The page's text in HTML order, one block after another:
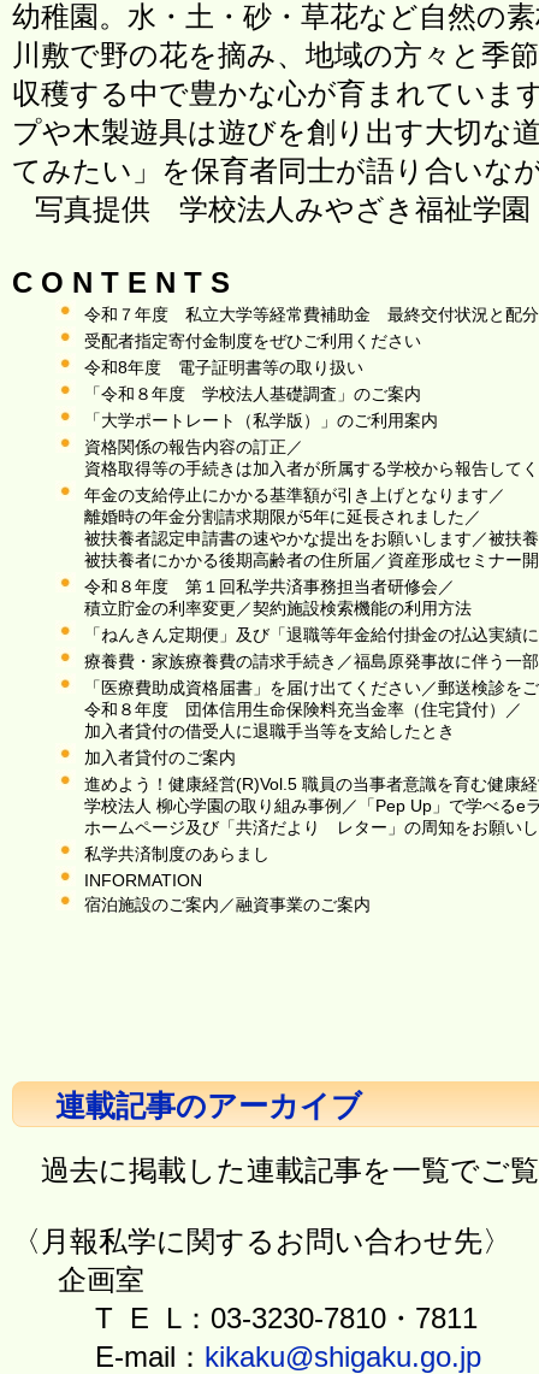
幼稚園。水・土・砂・草花など自然の
川敷で野の花を摘み、地域の方々と季
収穫する中で豊かな心が育まれていま
プや木製遊具は遊びを創り出す大切な
てみたい」を保育者同士が語り合いな
写真提供 学校法人みやざき福祉学
C O N T E N T S
令和７年度 私立大学等経常費補助金 最終交付状況と配
受配者指定寄付金制度をぜひご利用ください
令和8年度 電子証明書等の取り扱い
「令和８年度 学校法人基礎調査」のご案内
「大学ポートレート（私学版）」のご利用案内
資格関係の報告内容の訂正／
資格取得等の手続きは加入者が所属する学校から報告して
年金の支給停止にかかる基準額が引き上げとなります／
離婚時の年金分割請求期限が5年に延長されました／
被扶養者認定申請書の速やかな提出をお願いします／被扶
被扶養者にかかる後期高齢者の住所届／資産形成セミナー
令和８年度 第１回私学共済事務担当者研修会／
積立貯金の利率変更／契約施設検索機能の利用方法
「ねんきん定期便」及び「退職等年金給付掛金の払込実績
療養費・家族療養費の請求手続き／福島原発事故に伴う一
「医療費助成資格届書」を届け出てください／郵送検診を
令和８年度 団体信用生命保険料充当金率（住宅貸付）／
加入者貸付の借受人に退職手当等を支給したとき
加入者貸付のご案内
進めよう！健康経営(R)Vol.5 職員の当事者意識を育む健康
学校法人 柳心学園の取り組み事例／「Pep Up」で学べるe
ホームページ及び「共済だより レター」の周知をお願い
私学共済制度のあらまし
INFORMATION
宿泊施設のご案内／融資事業のご案内
連載記事のアーカイブ
過去に掲載した連載記事を一覧でご
〈月報私学に関するお問い合わせ先〉
企画室
T E L：03-3230-7810・7811
E-mail： kikaku@shigaku.go.jp